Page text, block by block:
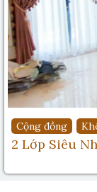
Cộng đồng
2 Lớp Siêu